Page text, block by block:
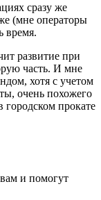
сразу же
(мне операторы
время.
развитие при
часть. И мне
хотя с учетом
очень похожего
городском прокате
и помогут